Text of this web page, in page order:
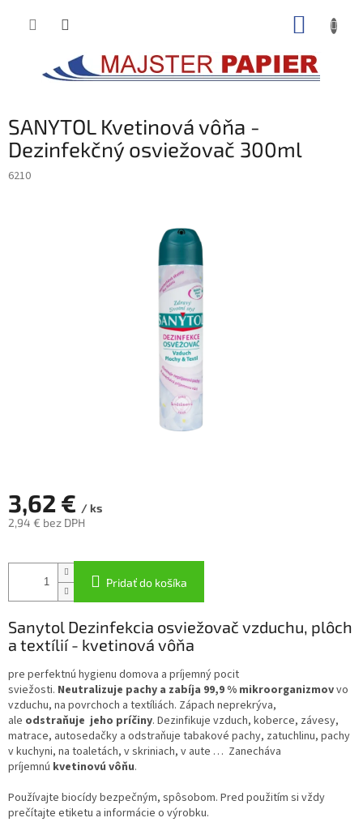
SANYTOL Kvetinová vôňa -
Dezinfekčný osviežovač 300ml
6210
3,62 € / ks
2,94 € bez DPH
cena:
Pridať do košíka
Sanytol Dezinfekcia osviežovač vzduchu, plôch
a textílií - kvetinová vôňa
pre perfektnú hygienu domova a príjemný pocit
sviežosti. Neutralizuje pachy a zabíja 99,9 % mikroorganizmovvo
vzduchu, na povrchoch a textíliách. Zápach neprekrýva,
ale odstraňuje jeho príčiny. Dezinfikuje vzduch, koberce, závesy,
matrace, autosedačky a odstraňuje tabakové pachy, zatuchlinu, pachy
v kuchyni, na toaletách, v skriniach, v aute … Zanecháva
príjemnú kvetinovú vôňu.
Používajte biocídy bezpečným, spôsobom. Pred použitím si vždy
prečítajte etiketu a informácie o výrobku.